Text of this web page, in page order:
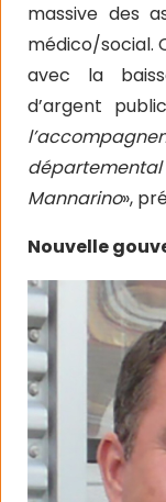
massive des
médico/social.
avec la
d’argent
départemental
Mannarino»,
Nouvelle